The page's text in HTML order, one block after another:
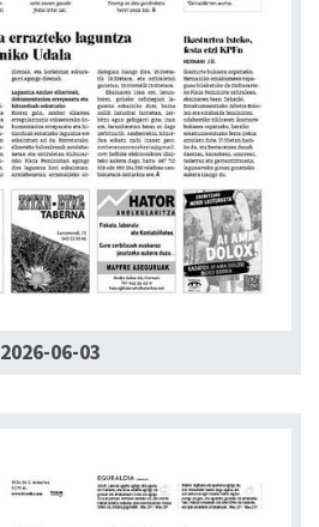
2026-06-03